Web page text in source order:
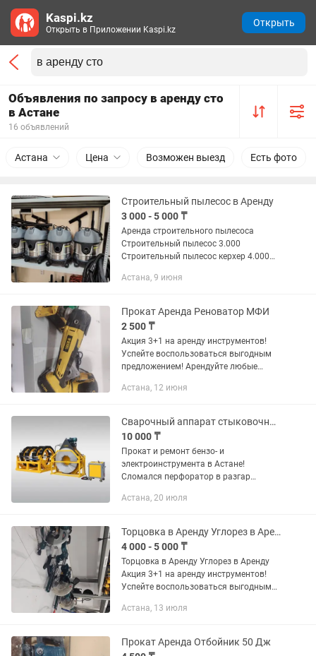
Объявления по запросу в аренду сто
в Астане
16 объявлений
Астана Цена Возможен выезд Есть фото
Строительный пылесос в Аренду
3 000 - 5 000 ₸
Аренда строительного пылесоса
Строительный пылесос 3.000
Строительный пылесос керхер 4.000
Доставка бесплатно в одну сторону
Астана, 9 июня
Прокат Аренда Реноватор МФИ
2 500 ₸
Акция 3+1 на аренду инструментов!
Успейте воспользоваться выгодным
предложением! Арендуйте любые
день в подарок! Мы рады помочь вам
Астана, 12 июня
Сварочный аппарат стыковочный для больших труб
10 000 ₸
Прокат и ремонт бензо- и
электроинструмента в Астане!
Сломался перфоратор в разгар
или виброплита всего на один день?
дорогого...
Астана, 20 июля
Торцовка в Аренду Углорез в Аренду
4 000 - 5 000 ₸
Торцовка в Аренду Углорез в Аренду
Акция 3+1 на аренду инструментов!
Успейте воспользоваться выгодным
инструменты на 3 дня, и получите 1
Астана, 13 июля
Прокат Аренда Отбойник 50 Дж
Kaspi.kz
Открыть в Приложении Kaspi.kz
Открыть